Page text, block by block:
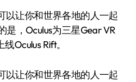
是，Oculus为三星Gear VR
Oculus Rift。
以让你和世界各地的人一起